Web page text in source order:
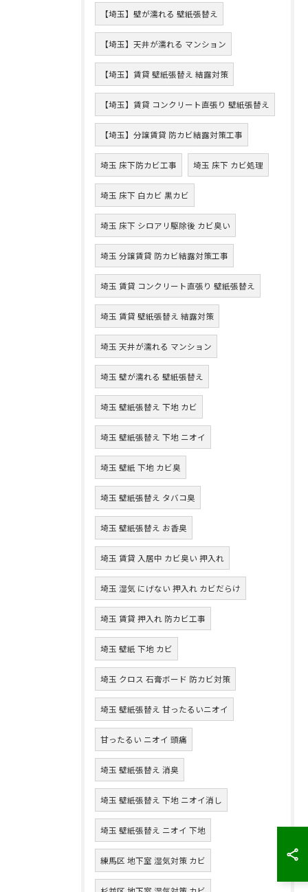
【埼玉】壁が濡れる 壁紙張替え
【埼玉】天井が濡れる マンション
【埼玉】賃貸 壁紙張替え 結露対策
【埼玉】賃貸 コンクリート直張り 壁紙張替え
【埼玉】分譲賃貸 防カビ結露対策工事
埼玉 床下防カビ工事 埼玉 床下 カビ処理
埼玉 床下 白カビ 黒カビ
埼玉 床下 シロアリ駆除後 カビ臭い
埼玉 分譲賃貸 防カビ結露対策工事
埼玉 賃貸 コンクリート直張り 壁紙張替え
埼玉 賃貸 壁紙張替え 結露対策
埼玉 天井が濡れる マンション
埼玉 壁が濡れる 壁紙張替え
埼玉 壁紙張替え 下地 カビ
埼玉 壁紙張替え 下地 ニオイ
埼玉 壁紙 下地 カビ臭
埼玉 壁紙張替え タバコ臭
埼玉 壁紙張替え お香臭
埼玉 賃貸 入居中 カビ臭い 押入れ
埼玉 湿気 にげない 押入れ カビだらけ
埼玉 賃貸 押入れ 防カビ工事
埼玉 壁紙 下地 カビ
埼玉 クロス 石膏ボード 防カビ対策
埼玉 壁紙張替え 甘ったるいニオイ
甘ったるい ニオイ 頭痛
埼玉 壁紙張替え 消臭
埼玉 壁紙張替え 下地 ニオイ消し
埼玉 壁紙張替え ニオイ 下地
練馬区 地下室 湿気対策 カビ